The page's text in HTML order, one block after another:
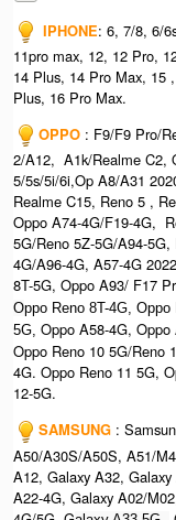
IPHONE: 6, 7/8, 6/
11pro max, 12, 12 Pro,
14 Plus, 14 Pro Max, 15
Plus, 16 Pro Max.
OPPO : F9/F9 Pro/
2/A12, A1k/Realme C2,
5/5s/5i/6i,Op A8/A31
Realme C15, Reno 5 ,
Oppo A74-4G/F19-4G,
5G/Reno 5Z-5G/A94-
4G/A96-4G, A57-4G
8T-5G, Oppo A93/ F17
Oppo Reno 8T-4G,
5G, Oppo A58-4G,
Oppo Reno 10 5G/Reno
4G. Oppo Reno 11 5G,
12-5G.
SAMSUNG :
A50/A30S/A50S, A51/
A12, Galaxy A32,
A22-4G, Galaxy A02/